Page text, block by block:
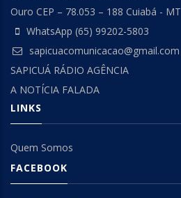
Ouro CEP – 78.053 – 188 Cuiabá - MT
WhatsApp (65) 99202-5803
sapicuacomunicacao@gmail.com
SAPICUÁ RÁDIO AGÊNCIA
A NOTÍCIA FALADA
LINKS
Quem Somos
FACEBOOK